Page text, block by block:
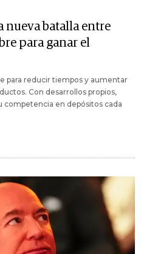
nueva batalla entre
para ganar el
para reducir tiempos y aumentar
Con desarrollos propios,
competencia en depósitos cada